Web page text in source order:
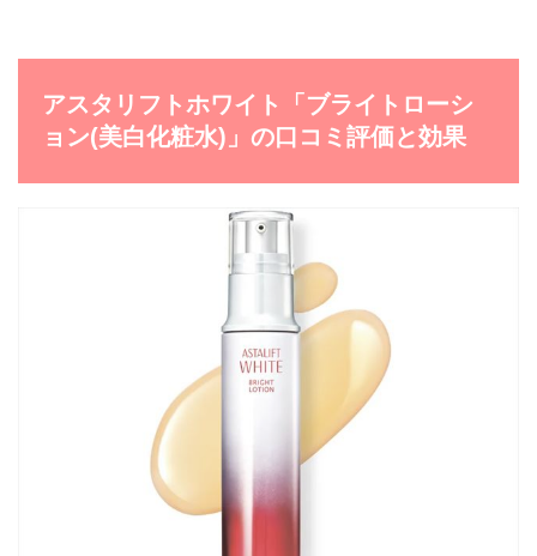
アスタリフトホワイト「ブライトローシ
ョン(美白化粧水)」の口コミ評価と効果